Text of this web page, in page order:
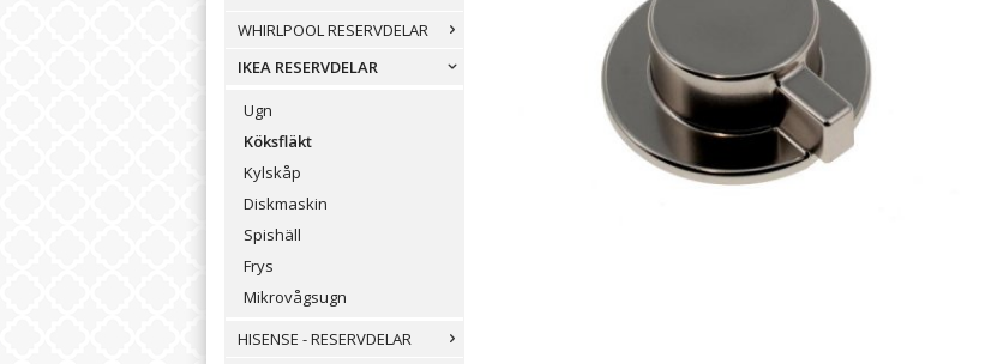
WHIRLPOOL RESERVDELAR
IKEA RESERVDELAR
Ugn
Köksfläkt
Kylskåp
Diskmaskin
Spishäll
Frys
Mikrovågsugn
HISENSE - RESERVDELAR